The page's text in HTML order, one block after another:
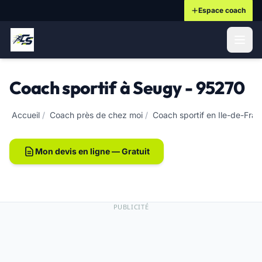
Espace coach
Coach sportif à Seugy - 95270
Accueil / Coach près de chez moi / Coach sportif en Ile-de-
Mon devis en ligne — Gratuit
PUBLICITÉ